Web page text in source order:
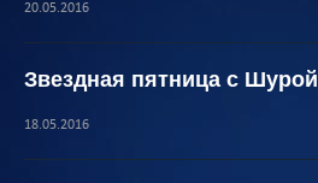
20.05.2016
Звездная пятница с Шурой
18.05.2016